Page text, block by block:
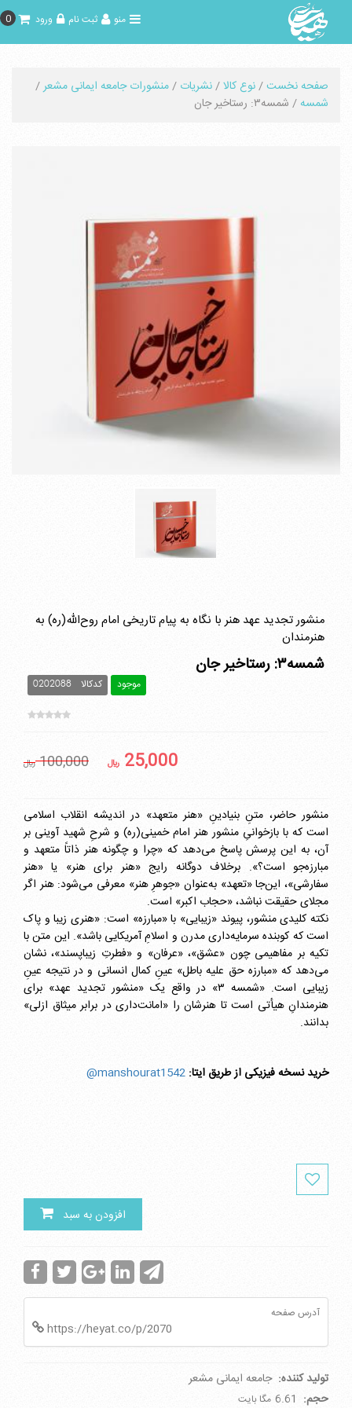
0 ورود ثبت نام منو
صفحه نخست/نوع کالا/نشریات /منشورات جامعه ایمانی مشعر/
شمسه/ شمسه۳: رستاخیر جان
منشور تجدید عهد هنر با نگاه به پیام تاریخی امام روح‌الله(ره) به
هنرمندان
شمسه۳: رستاخیر جان
موجود کدکالا 0202088
25,000 ريال 100,000 ريال
منشور حاضر، متنِ بنیادینِ «هنر متعهد» در اندیشه انقلاب اسلامی
است که با بازخوانیِ منشور هنر امام خمینی(ره) و شرحِ شهید آوینی بر
آن، به این پرسش پاسخ می‌دهد که «چرا و چگونه هنر ذاتاً متعهد و
مبارزه‌جو است؟». برخلاف دوگانه رایج «هنر برای هنر» یا «هنر
سفارشی»، این‌جا «تعهد» به‌عنوان «جوهرِ هنر» معرفی می‌شود: هنر اگر
مجلای حقیقت نباشد، «حجاب اکبر» است.
نکته کلیدی منشور، پیوند «زیبایی» با «مبارزه» است: «هنری زيبا و پاک
است که کوبنده سرمايه‌داری مدرن و اسلامِ آمريکايی باشد». این متن با
تکیه بر مفاهیمی چون «عشق»، «عرفان» و «فطرتِ زيباپسند»، نشان
می‌دهد که «مبارزه حق علیه باطل» عینِ کمال انسانی و در نتیجه عینِ
زیبایی است. «شمسه ۳» در واقع یک «منشور تجدید عهد» برای
هنرمندانِ هیأتی است تا هنرشان را «امانت‌داری در برابر ميثاق ازلی»
بدانند.
خرید نسخه فیزیکی از طریق ایتا: manshourat1542@
افزودن به سبد
آدرس صفحه
https://heyat.co/p/2070
تولید کننده: جامعه ایمانی مشعر
حجم: 6.61 مگا بایت